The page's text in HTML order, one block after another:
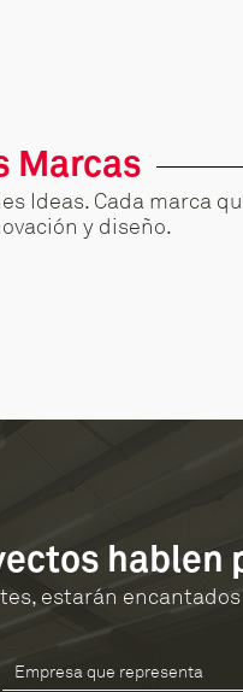
Marcas
Ideas. Cada marca
y diseño.
hablen
estarán